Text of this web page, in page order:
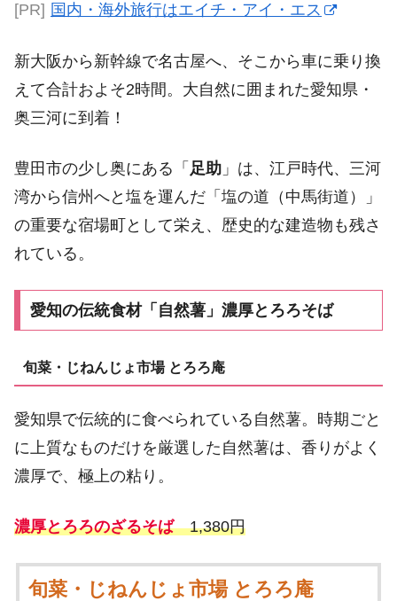
[PR] 国内・海外旅行はエイチ・アイ・エス
新大阪から新幹線で名古屋へ、そこから車に乗り換
えて合計およそ2時間。大自然に囲まれた愛知県・
奥三河に到着！
豊田市の少し奥にある「 足助 」は、江戸時代、三河
湾から信州へと塩を運んだ「塩の道（中馬街道）」
の重要な宿場町として栄え、歴史的な建造物も残さ
れている。
愛知の伝統食材「自然薯」濃厚とろろそば
旬菜・じねんじょ市場 とろろ庵
愛知県で伝統的に食べられている自然薯。時期ごと
に上質なものだけを厳選した自然薯は、香りがよく
濃厚で、極上の粘り。
濃厚とろろのざるそば1,380円
旬菜・じねんじょ市場 とろろ庵